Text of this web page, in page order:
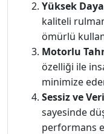
Yüksek
kaliteli
ömürlü
Motorlu
özelliği ile
minimize
Sessiz ve
sayesinde
performans